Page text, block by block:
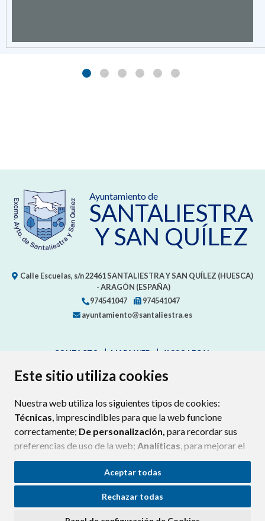
Este sitio utiliza cookies
Nuestra web utiliza los siguientes tipos de cookies:
Técnicas, imprescindibles para que la web funcione
correctamente; De personalización, para recordar sus
preferencias de uso de la web; Analíticas, para mejorar el
funcionamiento de la web y sus servicios.
Si acepta pulsando el botón“Aceptar todas”
consideramos que acepta su uso. Si pulsa el botón
Aceptar todas
Rechazar todas
Ayuntamiento de
SANTALIESTRA
Y SAN QUÍLEZ
Calle Escuelas, s/n22461SANTALIESTRA Y SAN QUÍLEZ (HUESCA)
- ARAGÓN (ESPAÑA)
974541047
974541047
ayuntamiento@santaliestra.es
CONTACTO MAPA WEB
AVISO LEGAL
PROTECCIÓN DE DATOS
POLÍTICA DE COOKIES